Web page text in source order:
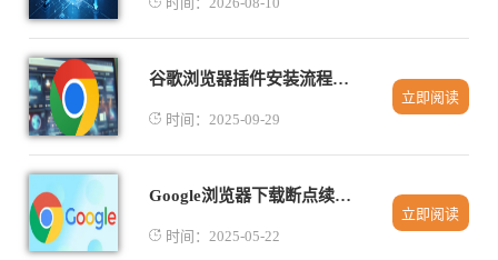
谷歌浏览器插件安装流程详细教程
时间：2025-09-29
立即阅读
Google浏览器下载断点续传原理及操作方法
时间：2025-05-22
立即阅读